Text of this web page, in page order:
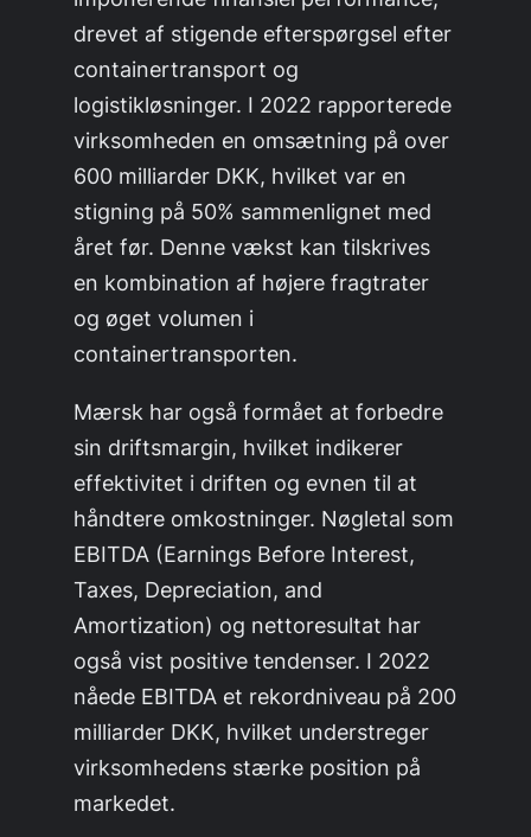
drevet af stigende efterspørgsel efter
containertransport og
logistikløsninger. I 2022 rapporterede
virksomheden en omsætning på over
600 milliarder DKK, hvilket var en
stigning på 50% sammenlignet med
året før. Denne vækst kan tilskrives
en kombination af højere fragtrater
og øget volumen i
containertransporten.
Mærsk har også formået at forbedre
sin driftsmargin, hvilket indikerer
effektivitet i driften og evnen til at
håndtere omkostninger. Nøgletal som
EBITDA (Earnings Before Interest,
Taxes, Depreciation, and
Amortization) og nettoresultat har
også vist positive tendenser. I 2022
nåede EBITDA et rekordniveau på 200
milliarder DKK, hvilket understreger
virksomhedens stærke position på
markedet.